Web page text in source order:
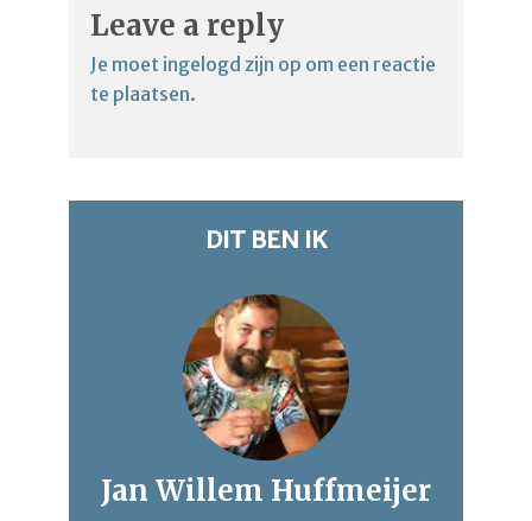
Leave a reply
Je moet ingelogd zijn op om een reactie
te plaatsen.
DIT BEN IK
Jan Willem Huffmeijer